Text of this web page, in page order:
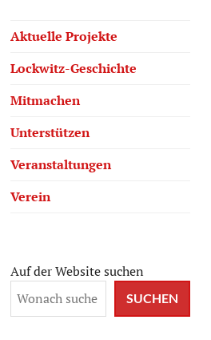
Aktuelle Projekte
Lockwitz-Geschichte
Mitmachen
Unterstützen
Veranstaltungen
Verein
Auf der Website suchen
SUCHEN